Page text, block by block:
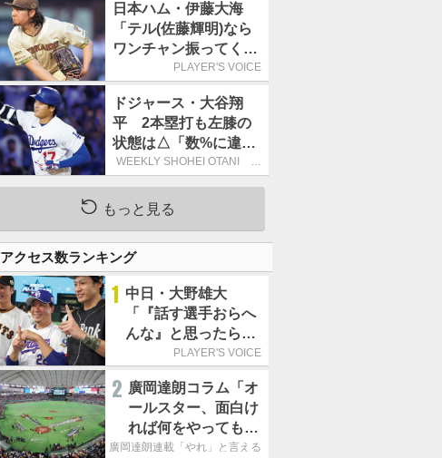
日本ハム・伊藤大海
「テル(佐藤輝明)なら
ワンチャン振ってくれ
るかなと思って超スロ
た」／魔球
PLAYER'S VOICE
ドジャース・大谷翔
平 2本塁打も左膝の
状態は△「数%に違和
感があるなら、まだ休
針」
WEEKLY SHOHEI OTANI 二
刀流で呼び込む3連覇
もっと見る
アクセス数ランキング
1 中日・大野雄大
「『話す選手おらへ
んな』と思ったら坂
本勇人が来た！」／
PLAYER'S VOICE
2 廣岡達朗コラム「オ
ールスター、面白け
れば何をやってもい
いという発想は大間
廣岡達朗連載「やれ」と言える信念